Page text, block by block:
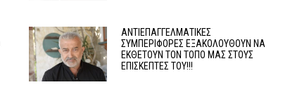
ΑΝΤΙΕΠΑΓΓΕΛΜΑΤΙΚΕΣ
ΣΥΜΠΕΡΙΦΟΡΕΣ ΕΞΑΚΟΛΟΥΘΟΥΝ ΝΑ
ΕΚΘΕΤΟΥΝ ΤΟΝ ΤΟΠΟ ΜΑΣ ΣΤΟΥΣ
ΕΠΙΣΚΕΠΤΕΣ ΤΟΥ!!!